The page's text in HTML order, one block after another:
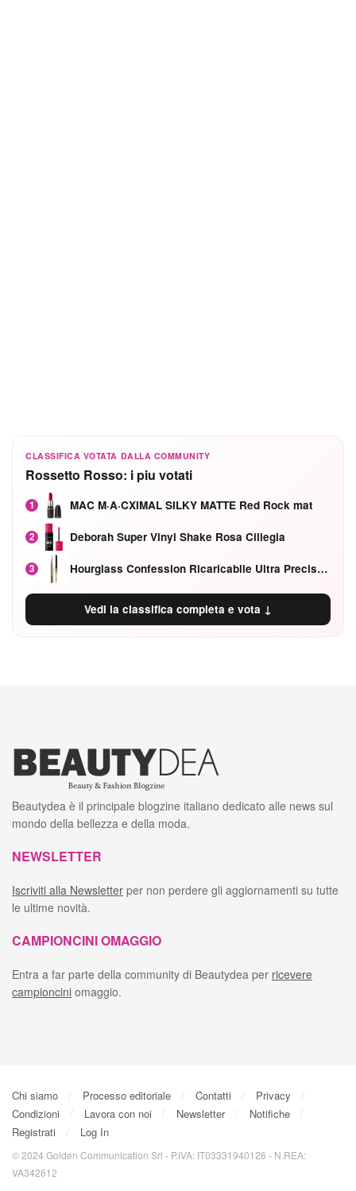
CLASSIFICA VOTATA DALLA COMMUNITY
Rossetto Rosso: i piu votati
1 MAC M·A·CXIMAL SILKY MATTE Red Rock mat
2 Deborah Super Vinyl Shake Rosa Ciliegia
3 Hourglass Confession Ricaricabile Ultra Preciso Ad Alta Intensità Secretly Classic Red
Vedi la classifica completa e vota ↓
Beautydea è il principale blogzine italiano dedicato alle news sul
mondo della bellezza e della moda.
NEWSLETTER
Iscriviti alla Newsletter per non perdere gli aggiornamenti su tutte
le ultime novità.
CAMPIONCINI OMAGGIO
Entra a far parte della community di Beautydea per ricevere
campioncini omaggio.
Chi siamo Processo editoriale Contatti
Privacy
Condizioni
Lavora con noi Newsletter
Notifiche
Registrati
Log In
© 2024 Golden Communication Srl - P.IVA: IT03331940126 - N.REA:
VA342612